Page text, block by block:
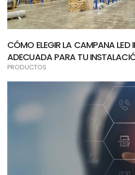
CÓMO ELEGIR LA CAMPANA LED
ADECUADA PARA TU
PRODUCTOS